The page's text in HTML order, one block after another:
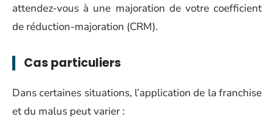
attendez-vous à une majoration de votre coefficient
de réduction-majoration (CRM).
Cas particuliers
Dans certaines situations, l’application de la franchise
et du malus peut varier :